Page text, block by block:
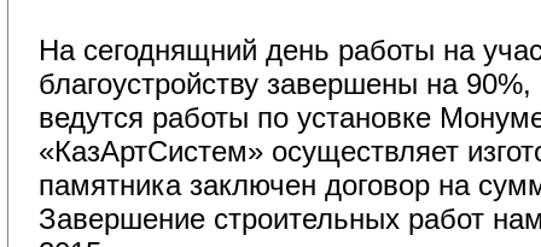
На сегоднящний день работы на
благоустройству завершены на
ведутся работы по установке
«КазАртСистем» осуществляет
памятника заключен договор на
Завершение строительных работ